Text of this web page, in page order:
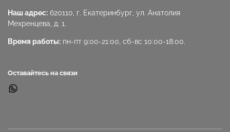
Наш адрес: 620110, г. Екатеринбург, ул. Анатолия
Мехренцева, д. 1.
Время работы: пн-пт 9:00-21:00, сб-вс 10:00-18:00.
Оставайтесь на связи